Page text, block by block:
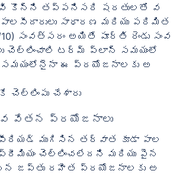
కొన్ని తప్పనిసరి షరతులతో వ
సాధారణ మరియు పరిమిత
10) సంవత్సరం అయితే పూర్తి రెండు సంవ
చెల్లించాలి టర్మ్ ప్లాన్ సమయంలో
సమయంలోనైనా ఈ ప్రయోజనాలకు అ
చెల్లింపు చేశారు
వేతన ప్రయోజనాలు
ముగిసిన తర్వాత కూడా పాల
చెల్లించలేదని మరియు పైన
జప్తు రహిత ప్రయోజనాలకు అ